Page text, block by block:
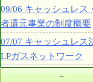
09/06 キャッシュレス
者還元事業の制度概要
07/07 キャッシュレス
LPガスネットワーク
－